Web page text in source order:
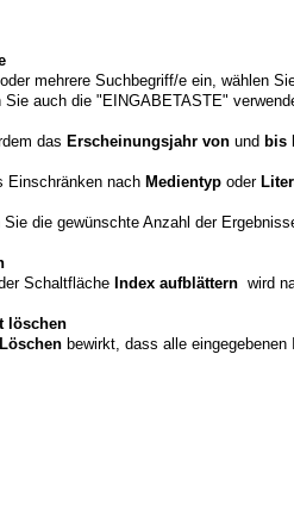
mehrere Suchbegriff/e ein, wählen
Sie auch die "EINGABETASTE"
das Erscheinungsjahr von und bis
Einschränken nach Medientyp oder
die gewünschte Anzahl der
Schaltfläche Index aufblättern wird
löschen
Löschen bewirkt, dass alle